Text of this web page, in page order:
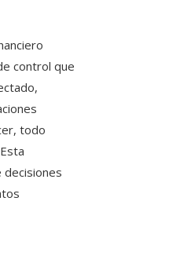
control que
todo
decisiones